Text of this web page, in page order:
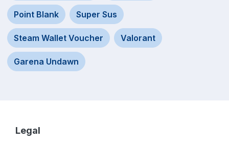
Point Blank Super Sus
Steam Wallet Voucher Valorant
Garena Undawn
Legal